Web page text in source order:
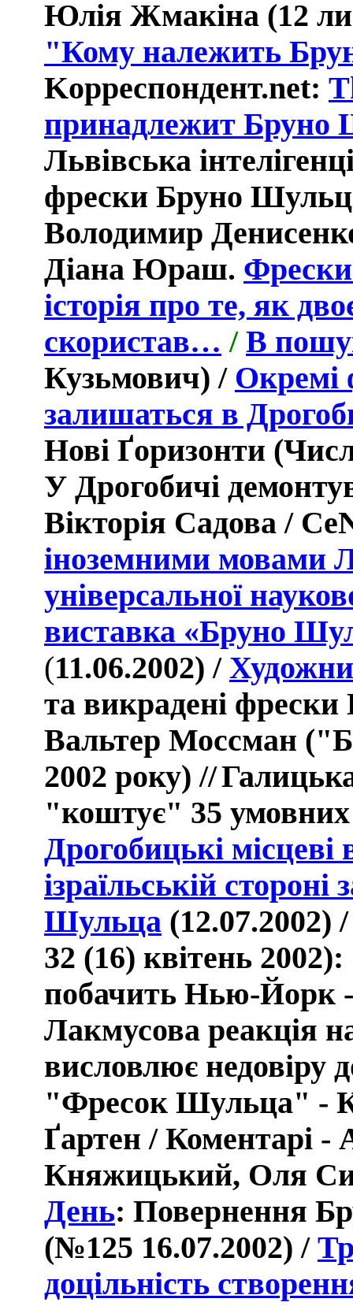
Юлія Жмакіна (12
"Кому належить
Kорреспондент.net:
принадлежит Бруно
Львівська
фрески Бруно
Володимир
Діана Юраш.
історія про те, як
скористав… / В
Кузьмович)/ Окремі
залишаться в
Нові Ґоризонти (
У Дрогобичі
Вікторія Садова /
іноземними мовами
універсальної
виставка «Бруно
(11.06.2002) /
та викрадені
Вальтер Моссман (
2002 року) //
"коштує" 35
Дрогобицькі
ізраїльській
Шульца (12.07.2002)
32 (16) квітень 2002):
побачить Нью-Йорк -
Лакмусова реакція
висловлює недовіру
"Фресок Шульца" -
Ґартен / Коментарі -
Княжицький, Оля
День: Повернення
(№125 16.07.2002)/
доцільність